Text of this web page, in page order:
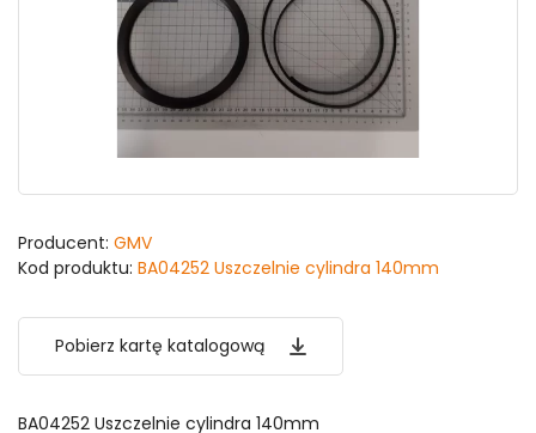
Producent: GMV
Kod produktu: BA04252 Uszczelnie cylindra 140mm
Pobierz kartę katalogową
BA04252 Uszczelnie cylindra 140mm